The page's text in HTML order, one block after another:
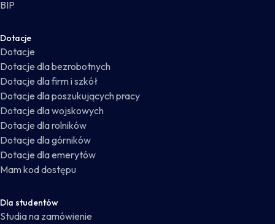
BIP
Dotacje
Dotacje
Dotacje dla bezrobotnych
Dotacje dla firm i szkół
Dotacje dla poszukujących pracy
Dotacje dla wojskowych
Dotacje dla rolników
Dotacje dla górników
Dotacje dla emerytów
Mam kod dostępu
Dla studentów
Studia na zamówienie